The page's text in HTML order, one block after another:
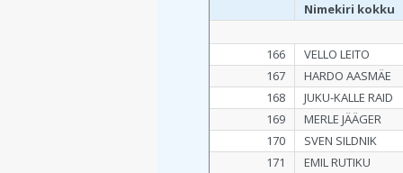
Nimekiri kokku
166
VELLO LEITO
167
HARDO AASMÄE
168
JUKU-KALLE RAID
169
MERLE JÄÄGER
170
SVEN SILDNIK
171
EMIL RUTIKU